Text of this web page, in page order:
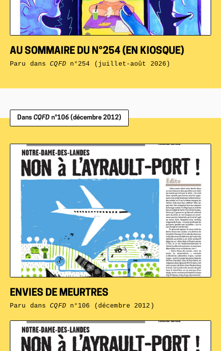
AU SOMMAIRE DU N°254 (EN KIOSQUE)
Paru dansCQFDn°254 (juillet-août 2026)
Dans CQFD n°106 (décembre 2012)
ENVIES DE MEURTRES
Paru dansCQFDn°106 (décembre 2012)